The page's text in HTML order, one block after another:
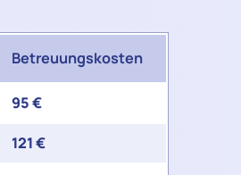
Betreuungskosten
95 €
121 €